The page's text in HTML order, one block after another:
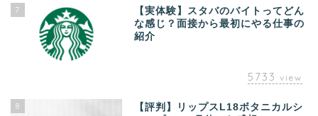
7
【実体験】スタバのバイトってどん
な感じ？面接から最初にやる仕事の
紹介
5733 view
8
【評判】リップスL18ボタニカルシ